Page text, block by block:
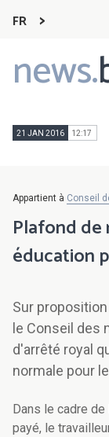
FR
news.
Main
navigation
21 JAN 2016 12:17
Appartient à Conseil
Plafond
éducation
Sur
le Conseil des
d'arrêté royal
normale pour
Dans le cadre
payé, le